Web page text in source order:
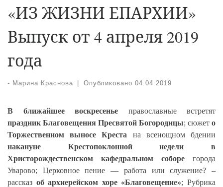
«ИЗ ЖИЗНИ ЕПАРХИИ»
Выпуск от 4 апреля 2019
года
- Марина Краснова Опубликовано 04.04.2019
В ближайшее воскресенье православные встретят
праздник Благовещения Пресвятой Богородицы; сюжет о
Торжественном выносе Креста на всенощном бдении
накануне Крестопоклонной недели
в
Христорождественском кафедральном соборе города
Уварово; Церковное пение — работа или служение? –
рассказ об архиерейском хоре «Благовещение»; Рубрика